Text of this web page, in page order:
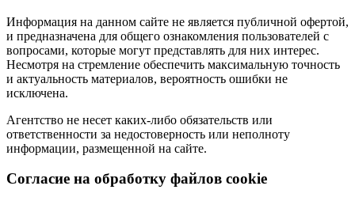
Информация на данном сайте не является публичной офертой,
и предназначена для общего ознакомления пользователей с
вопросами, которые могут представлять для них интерес.
Несмотря на стремление обеспечить максимальную точность
и актуальность материалов, вероятность ошибки не
исключена.
Агентство не несет каких-либо обязательств или
ответственности за недостоверность или неполноту
информации, размещенной на сайте.
Cогласие на обработку файлов cookie